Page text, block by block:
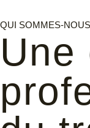
QUI SOMMES-
Une